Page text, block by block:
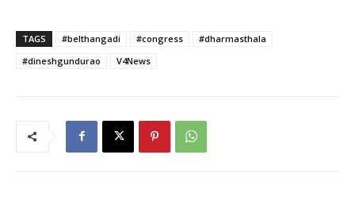
TAGS #belthangadi #congress
#dharmasthala
#dineshgundurao
V4News